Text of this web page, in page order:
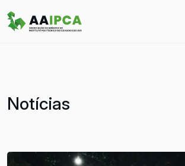
Notícias